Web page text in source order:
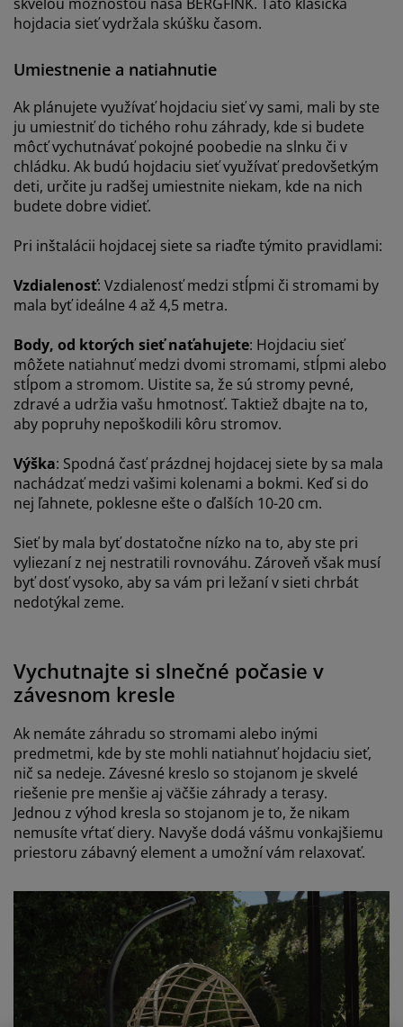
hojdacia sieť vydržala skúšku časom.
Umiestnenie a natiahnutie
Ak plánujete využívať hojdaciu sieť vy sami, mali by ste
ju umiestniť do tichého rohu záhrady, kde si budete
môcť vychutnávať pokojné poobedie na slnku či v
chládku. Ak budú hojdaciu sieť využívať predovšetkým
deti, určite ju radšej umiestnite niekam, kde na nich
budete dobre vidieť.
Pri inštalácii hojdacej siete sa riaďte týmito pravidlami:
Vzdialenosť: Vzdialenosť medzi stĺpmi či stromami by
mala byť ideálne 4 až 4,5 metra.
Body, od ktorých sieť naťahujete: Hojdaciu sieť
môžete natiahnuť medzi dvomi stromami, stĺpmi alebo
stĺpom a stromom. Uistite sa, že sú stromy pevné,
zdravé a udržia vašu hmotnosť. Taktiež dbajte na to,
aby popruhy nepoškodili kôru stromov.
Výška: Spodná časť prázdnej hojdacej siete by sa mala
nachádzať medzi vašimi kolenami a bokmi. Keď si do
nej ľahnete, poklesne ešte o ďalších 10-20 cm.
Sieť by mala byť dostatočne nízko na to, aby ste pri
vyliezaní z nej nestratili rovnováhu. Zároveň však musí
byť dosť vysoko, aby sa vám pri ležaní v sieti chrbát
nedotýkal zeme.
Vychutnajte si slnečné počasie v
závesnom kresle
Ak nemáte záhradu so stromami alebo inými
predmetmi, kde by ste mohli natiahnuť hojdaciu sieť,
nič sa nedeje. Závesné kreslo so stojanom je skvelé
riešenie pre menšie aj väčšie záhrady a terasy.
Jednou z výhod kresla so stojanom je to, že nikam
nemusíte vŕtať diery. Navyše dodá vášmu vonkajšiemu
priestoru zábavný element a umožní vám relaxovať.